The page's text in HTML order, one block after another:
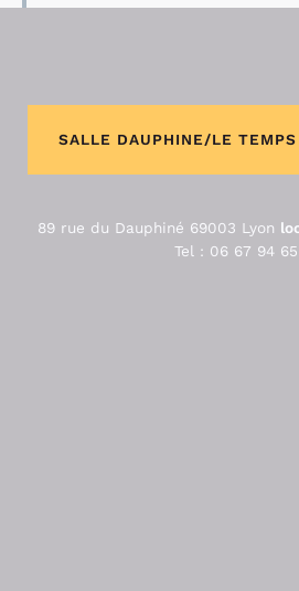
SALLE DAUPHINE/LE TEMPS
89 rue du Dauphiné 69003 Lyon
Tel : 06 67 94